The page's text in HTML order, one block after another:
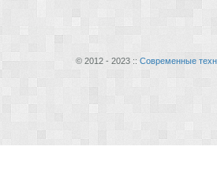
© 2012 - 2023 :: Современные